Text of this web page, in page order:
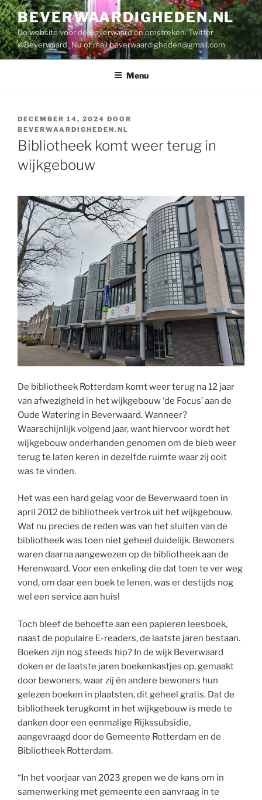
Ga
naar
de
inhoud
BEVERWAARDIGHEDEN.NL
De website voor de Beverwaard en omstreken. Twitter
@Beverwaard_Nu of mailbeverwaardigheden@gmail.com
Menu
GEPLAATST
OP
DECEMBER 14, 2024 DOOR
BEVERWAARDIGHEDEN.NL
Bibliotheek komt weer terug in
wijkgebouw
De bibliotheek Rotterdam komt weer terug na 12 jaar
van afwezigheid in het wijkgebouw ‘de Focus’ aan de
Oude Watering in Beverwaard. Wanneer?
Waarschijnlijk volgend jaar, want hiervoor wordt het
wijkgebouw onderhanden genomen om de bieb weer
terug te laten keren in dezelfde ruimte waar zij ooit
was te vinden.
Het was een hard gelag voor de Beverwaard toen in
april 2012 de bibliotheek vertrok uit het wijkgebouw.
Wat nu precies de reden was van het sluiten van de
bibliotheek was toen niet geheel duidelijk. Bewoners
waren daarna aangewezen op de bibliotheek aan de
Herenwaard. Voor een enkeling die dat toen te ver weg
vond, om daar een boek te lenen, was er destijds nog
wel een service aan huis!
Toch bleef de behoefte aan een papieren leesboek,
naast de populaire E-readers, de laatste jaren bestaan.
Boeken zijn nog steeds hip? In de wijk Beverwaard
doken er de laatste jaren boekenkastjes op, gemaakt
door bewoners, waar zij én andere bewoners hun
gelezen boeken in plaatsten, dit geheel gratis. Dat de
bibliotheek terugkomt in het wijkgebouw is mede te
danken door een eenmalige Rijkssubsidie,
aangevraagd door de Gemeente Rotterdam en de
Bibliotheek Rotterdam.
“In het voorjaar van 2023 grepen we de kans om in
samenwerking met gemeente een aanvraag in te